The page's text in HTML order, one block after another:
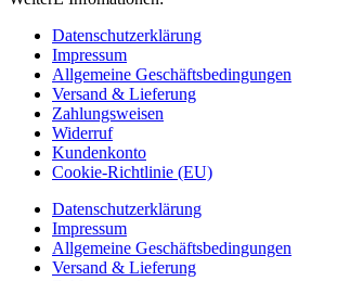
Datenschutzerklärung
Impressum
Allgemeine Geschäftsbedingungen
Versand & Lieferung
Zahlungsweisen
Widerruf
Kundenkonto
Cookie-Richtlinie (EU)
Datenschutzerklärung
Impressum
Allgemeine Geschäftsbedingungen
Versand & Lieferung